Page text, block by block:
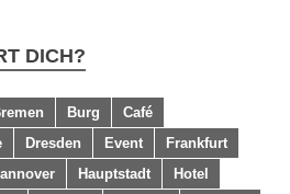
DICH?
Burg
Café
Dresden Event
Frankfurt
Hauptstadt
Hotel